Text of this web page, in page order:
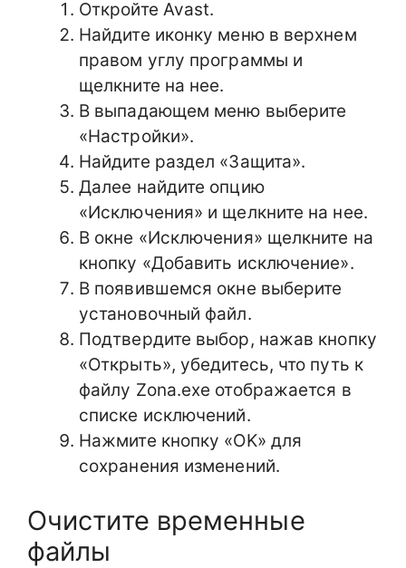
Откройте Avast.
Найдите иконку меню в верхнем
правом углу программы и
щелкните на нее.
В выпадающем меню выберите
«Настройки».
Найдите раздел «Защита».
Далее найдите опцию
«Исключения» и щелкните на нее.
В окне «Исключения» щелкните на
кнопку «Добавить исключение».
В появившемся окне выберите
установочный файл.
Подтвердите выбор, нажав кнопку
«Открыть», убедитесь, что путь к
файлу Zona.exe отображается в
списке исключений.
Нажмите кнопку «OK» для
сохранения изменений.
Очистите временные
файлы